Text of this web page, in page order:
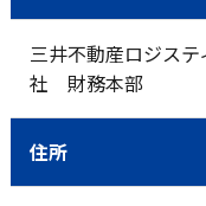
三井不動産ロジス
社 財務本部
住所